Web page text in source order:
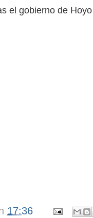
el gobierno de
17:36